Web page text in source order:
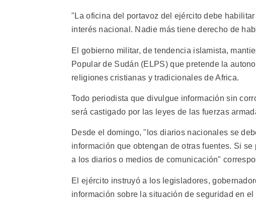
"La oficina del portavoz del ejército debe
interés nacional. Nadie más tiene derecho de
El gobierno militar, de tendencia islamista,
Popular de Sudán (ELPS) que pretende la
religiones cristianas y tradicionales de Africa.
Todo periodista que divulgue información sin
será castigado por las leyes de las fuerzas
Desde el domingo, "los diarios nacionales se
información que obtengan de otras fuentes. Si
a los diarios o medios de comunicación"
El ejército instruyó a los legisladores,
información sobre la situación de seguridad en